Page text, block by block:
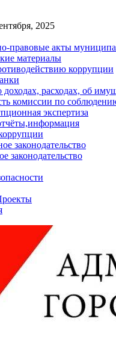
2025
правовые акты
материалы
коррупции
расходах, об
комиссии по
экспертиза
законодательство
законодательство